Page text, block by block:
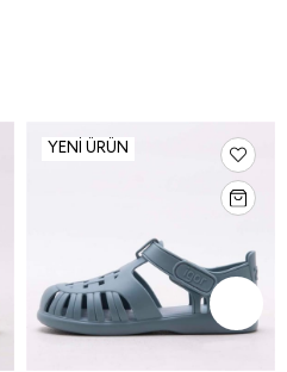
YENI ÜRÜN